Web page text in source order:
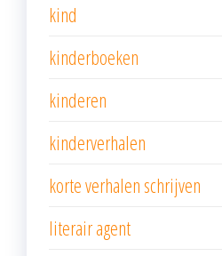
kind
kinderboeken
kinderen
kinderverhalen
korte verhalen schrijven
literair agent